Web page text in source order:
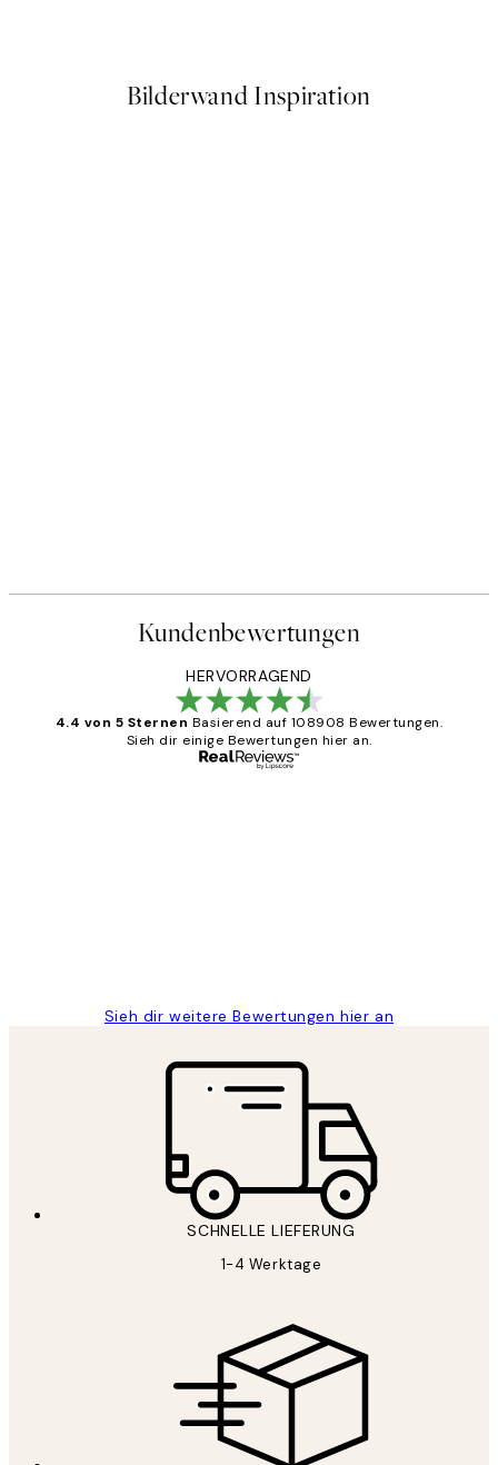
Bilderwand Inspiration
Kundenbewertungen
HERVORRAGEND
4.4 von 5 Sternen Basierend auf 108908 Bewertungen.
Sieh dir einige Bewertungen hier an.
Sieh dir weitere Bewertungen hier an
SCHNELLE LIEFERUNG
1-4 Werktage